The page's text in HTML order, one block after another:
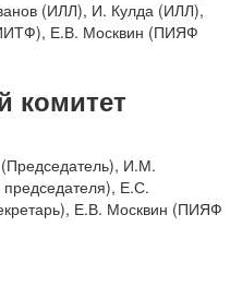
(ИЛЛ), И. Кулда (ИЛЛ),
Е.В. Москвин (ПИЯФ
комитет
И.М.
Е.С.
Е.В. Москвин (ПИЯФ